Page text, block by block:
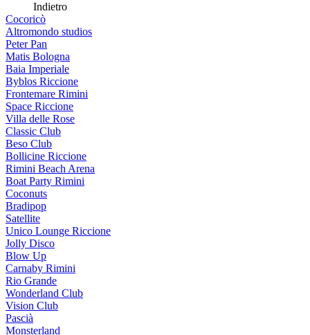
Indietro
Cocoricò
Altromondo studios
Peter Pan
Matis Bologna
Baia Imperiale
Byblos Riccione
Frontemare Rimini
Space Riccione
Villa delle Rose
Classic Club
Beso Club
Bollicine Riccione
Rimini Beach Arena
Boat Party Rimini
Coconuts
Bradipop
Satellite
Unico Lounge Riccione
Jolly Disco
Blow Up
Carnaby Rimini
Rio Grande
Wonderland Club
Vision Club
Pascià
Monsterland